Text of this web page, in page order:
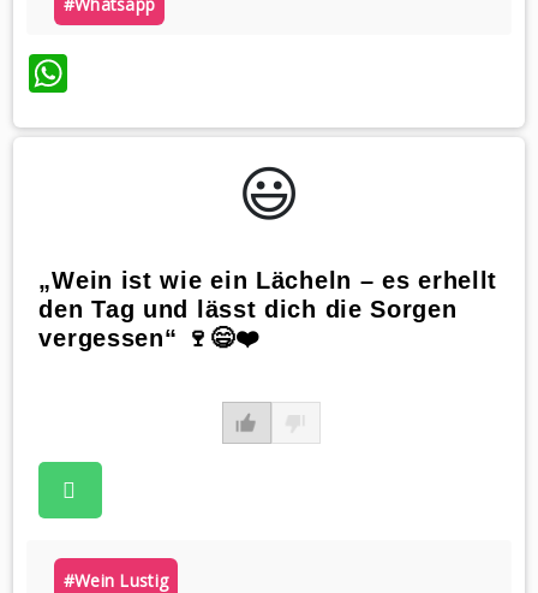
WhatsApp
😃️
„Wein ist wie ein Lächeln – es erhellt
den Tag und lässt dich die Sorgen
vergessen“ 🍷😄❤️
#wein Lustig